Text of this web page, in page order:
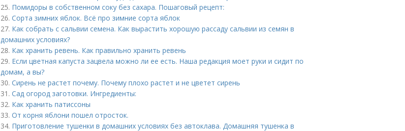
25. Помидоры в собственном соку без сахара. Пошаговый рецепт:
26. Сорта зимних яблок. Всё про зимние сорта яблок
27. Как собрать с сальвии семена. Как вырастить хорошую рассаду сальвии из семян в
домашних условиях?
28. Как хранить ревень. Как правильно хранить ревень
29. Если цветная капуста зацвела можно ли ее есть. Наша редакция моет руки и сидит по
домам, а вы?
30. Сирень не растет почему. Почему плохо растет и не цветет сирень
31. Сад огород заготовки. Ингредиенты:
32. Как хранить патиссоны
33. От корня яблони пошел отросток.
34. Приготовление тушенки в домашних условиях без автоклава. Домашняя тушенка в